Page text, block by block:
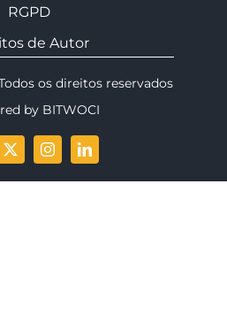
RGPD
de Autor
os direitos reservados
by BITWOCI